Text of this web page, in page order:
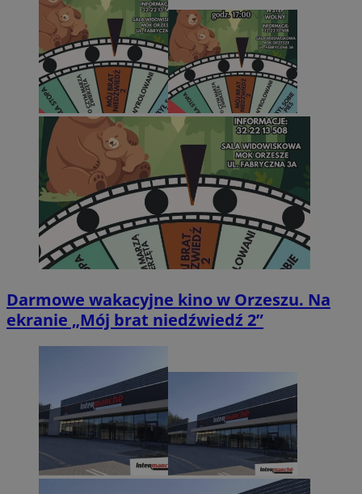
Darmowe wakacyjne kino w Orzeszu. Na
ekranie „Mój brat niedźwiedź 2”